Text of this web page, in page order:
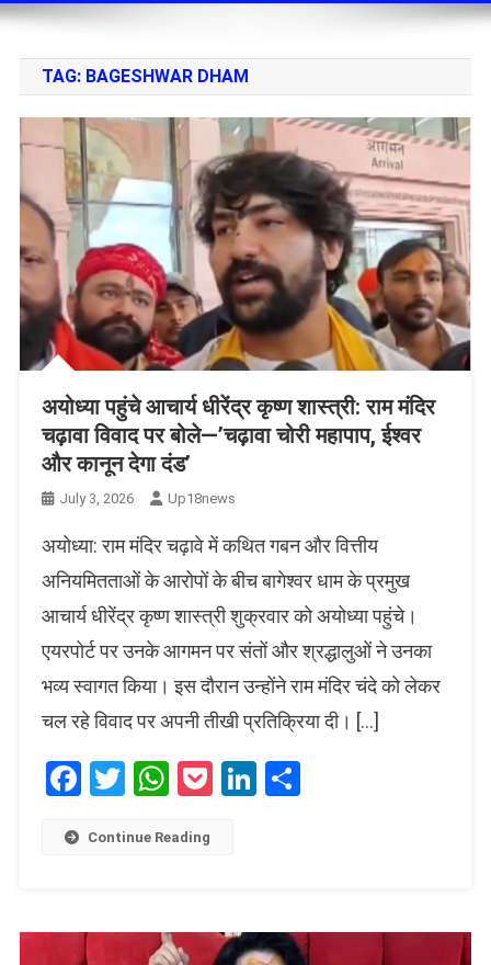
TAG: BAGESHWAR DHAM
अयोध्या पहुंचे आचार्य धीरेंद्र कृष्ण शास्त्री: राम मंदिर
चढ़ावा विवाद पर बोले—’चढ़ावा चोरी महापाप, ईश्वर
और कानून देगा दंड’
July 3, 2026 Up18news
अयोध्या: राम मंदिर चढ़ावे में कथित गबन और वित्तीय
अनियमितताओं के आरोपों के बीच बागेश्वर धाम के प्रमुख
आचार्य धीरेंद्र कृष्ण शास्त्री शुक्रवार को अयोध्या पहुंचे।
एयरपोर्ट पर उनके आगमन पर संतों और श्रद्धालुओं ने उनका
भव्य स्वागत किया। इस दौरान उन्होंने राम मंदिर चंदे को लेकर
चल रहे विवाद पर अपनी तीखी प्रतिक्रिया दी। […]
Facebook
Twitter
WhatsApp
PocketLinkedIn
Share
Continue Reading